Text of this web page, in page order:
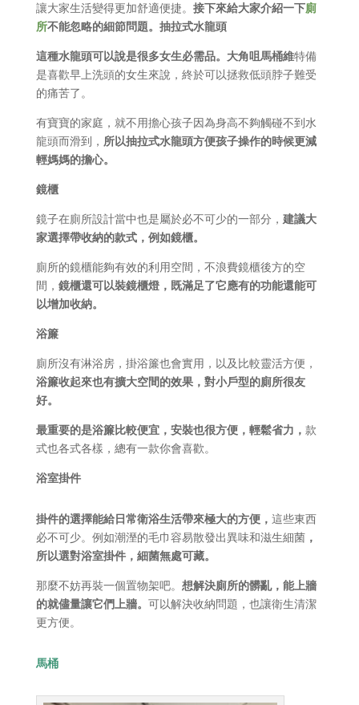
讓大家生活變得更加舒適便捷。 接下來給大家介紹一下廁
所不能忽略的細節問題。 抽拉式水龍頭
這種水龍頭可以說是很多女生必需品。大角咀馬桶維特備
是喜歡早上洗頭的女生來說，終於可以拯救低頭脖子難受
的痛苦了。
有寶寶的家庭，就不用擔心孩子因為身高不夠觸碰不到水
龍頭而滑到， 所以抽拉式水龍頭方便孩子操作的時候更減
輕媽媽的擔心。
鏡櫃
鏡子在廁所設計當中也是屬於必不可少的一部分， 建議大
家選擇帶收納的款式，例如鏡櫃。
廁所的鏡櫃能夠有效的利用空間，不浪費鏡櫃後方的空
間， 鏡櫃還可以裝鏡櫃燈，既滿足了它應有的功能還能可
以增加收納。
浴簾
廁所沒有淋浴房，掛浴簾也會實用，以及比較靈活方便，
浴簾收起來也有擴大空間的效果，對小戶型的廁所很友
好。
最重要的是浴簾比較便宜，安裝也很方便，輕鬆省力， 款
式也各式各樣，總有一款你會喜歡。
浴室掛件
掛件的選擇能給日常衛浴生活帶來極大的方便， 這些東西
必不可少。例如潮溼的毛巾容易散發出異味和滋生細菌，
所以選對浴室掛件，細菌無處可藏。
那麼不妨再裝一個置物架吧。 想解決廁所的髒亂，能上牆
的就儘量讓它們上牆。 可以解決收納問題，也讓衛生清潔
更方便。
馬桶